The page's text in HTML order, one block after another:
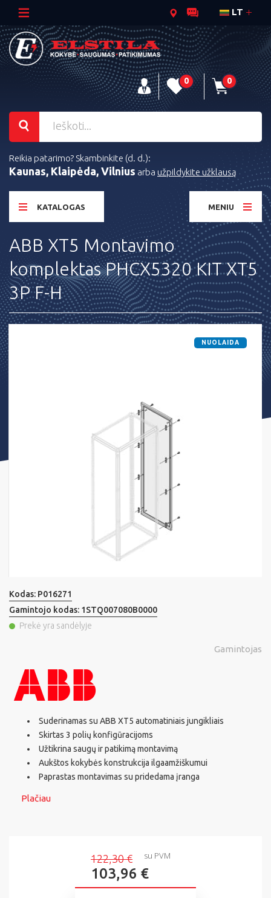
LT
0 0
Reikia patarimo? Skambinkite (d. d.):
Kaunas, Klaipėda, Vilnius arba užpildykite užklausą
KATALOGAS MENIU
ABB XT5 Montavimo
komplektas PHCX5320 KIT XT5
3P F-H
NUOLAIDA
Kodas: P016271
Gamintojo kodas: 1STQ007080B0000
Prekė yra sandėlyje
Gamintojas
Suderinamas su ABB XT5 automatiniais jungikliais
Skirtas 3 polių konfigūracijoms
Užtikrina saugų ir patikimą montavimą
Aukštos kokybės konstrukcija ilgaamžiškumui
Paprastas montavimas su pridedama įranga
Plačiau
122,30 €
103,96 €
su PVM